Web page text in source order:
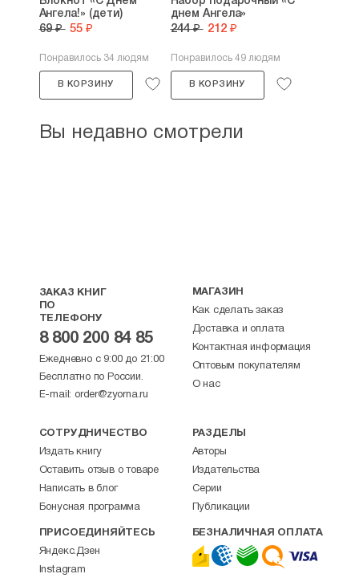
Ангела!» (дети)
69 ₽ 55 ₽
Понравилось 34 людям
В КОРЗИНУ
днем Ангела»
244 ₽ 212 ₽
Понравилось 49 людям
В КОРЗИНУ
Вы недавно смотрели
ЗАКАЗ КНИГ
ПО
ТЕЛЕФОНУ
8 800 200 84 85
Ежедневно с 9:00 до 21:00
Бесплатно по России.
E-mail: order@zyorna.ru
МАГАЗИН
Как сделать заказ
Доставка и оплата
Контактная информация
Оптовым покупателям
О нас
СОТРУДНИЧЕСТВО
Издать книгу
Оставить отзыв о товаре
Написать в блог
Бонусная программа
РАЗДЕЛЫ
Авторы
Издательства
Серии
Публикации
ПРИСОЕДИНЯЙТЕСЬ
Яндекс.Дзен
Instagram
БЕЗНАЛИЧНАЯ ОПЛАТА